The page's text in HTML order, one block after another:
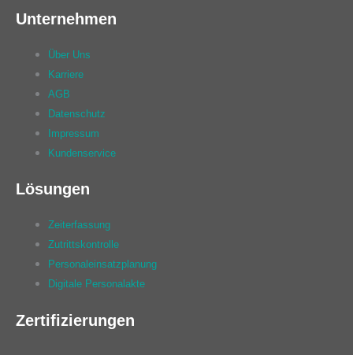
Unternehmen
Über Uns
Karriere
AGB
Datenschutz
Impressum
Kundenservice
Lösungen
Zeiterfassung
Zutrittskontrolle
Personaleinsatzplanung
Digitale Personalakte
Zertifizierungen